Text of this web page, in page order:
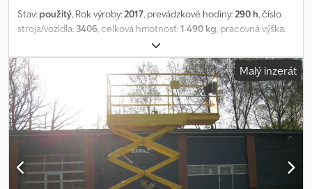
Stav: použitý, Rok výroby: 2017, prevádzkové hodiny: 290 h, číslo
stroja/vozidla: 3406 , celková hmotnosť:1 490 kg , pracovná výška:
, typ motora: elektrický, výrobca: JLG Csdjzb S S Hjpfx
Acfsha
Malý inzerát